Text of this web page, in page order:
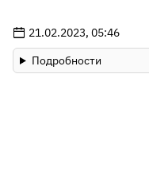
21.02.2023, 05:46
Подробности